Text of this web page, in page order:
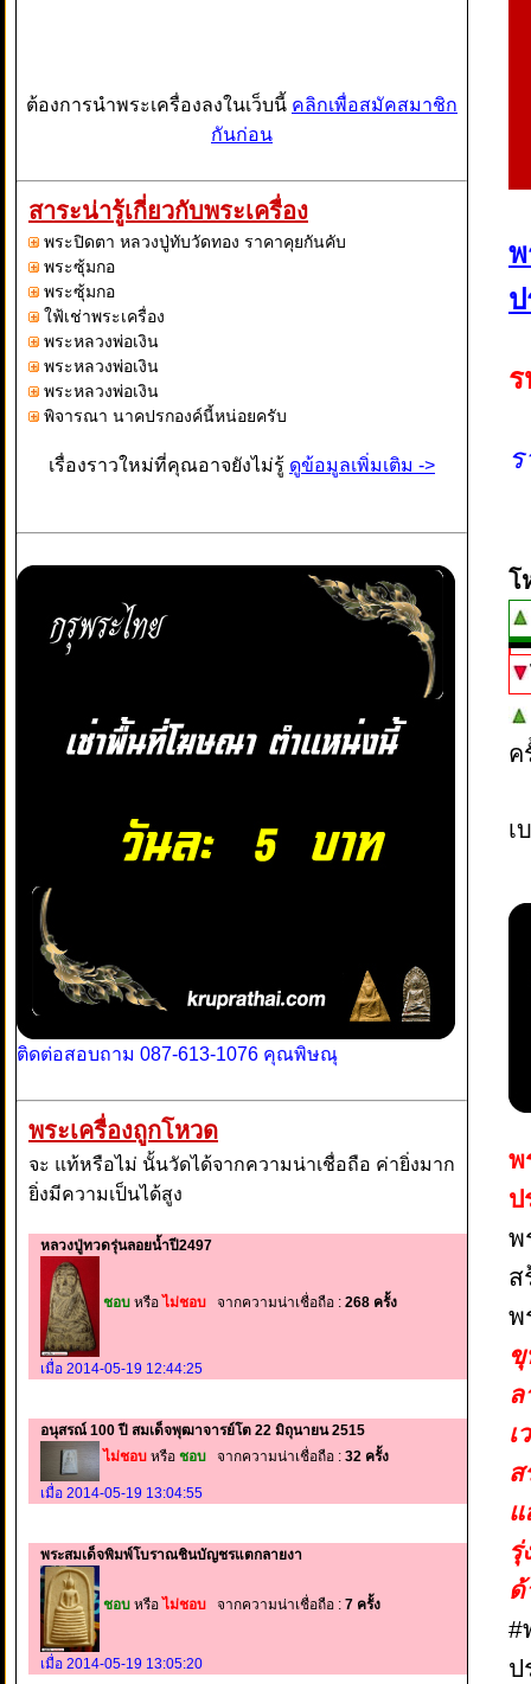
ต้องการนำพระเครื่องลงในเว็บนี้ คลิกเพื่อสมัคสมาชิก
กันก่อน
สาระน่ารู้เกี่ยวกับพระเครื่อง
พระปิดตา หลวงปู่ทับวัดทอง ราคาคุยกันคับ
พระซุ้มกอ
พระซุ้มกอ
ใฟ้เช่าพระเครื่อง
พระหลวงพ่อเงิน
พระหลวงพ่อเงิน
พระหลวงพ่อเงิน
พิจารณา นาคปรกองค์นี้หน่อยครับ
เรื่องราวใหม่ที่คุณอาจยังไม่รู้ ดูข้อมูลเพิ่มเติม ->
ติดต่อสอบถาม 087-613-1076 คุณพิษณุ
พระเครื่องถูกโหวด
จะ แท้หรือไม่ นั้นวัดได้จากความน่าเชื่อถือ ค่ายิ่งมาก
ยิ่งมีความเป็นได้สูง
หลวงปู่ทวดรุ่นลอยน้ำปี2497
ชอบ หรือไม่ชอบ จากความน่าเชื่อถือ : 268 ครั้ง
เมื่อ 2014-05-19 12:44:25
อนุสรณ์ 100 ปี สมเด็จพุฒาจารย์โต 22 มิถุนายน 2515
ไม่ชอบ หรือ ชอบ จากความน่าเชื่อถือ : 32 ครั้ง
เมื่อ 2014-05-19 13:04:55
พระสมเด็จพิมพ์โบราณชินบัญชรแตกลายงา
ชอบ หรือไม่ชอบ จากความน่าเชื่อถือ : 7 ครั้ง
เมื่อ 2014-05-19 13:05:20
โ
เ
พ
ป
พ
ส
พ
ล
เ
ส
แ
ด้
#
ป